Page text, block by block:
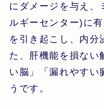
にダメージを与え、
ルギーセンター)に
を引き起こし、内分
た、肝機能を損ない
い脳」「漏れやすい
うです。